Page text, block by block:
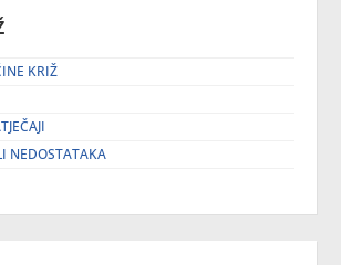
KRIŽ
NEDOSTATAKA